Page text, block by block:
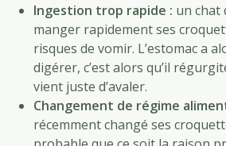
Ingestion trop rapide : un chat
manger rapidement ses
risques de vomir. L’estomac a
digérer, c’est alors qu’il
vient juste d’avaler.
Changement de régime
récemment changé ses